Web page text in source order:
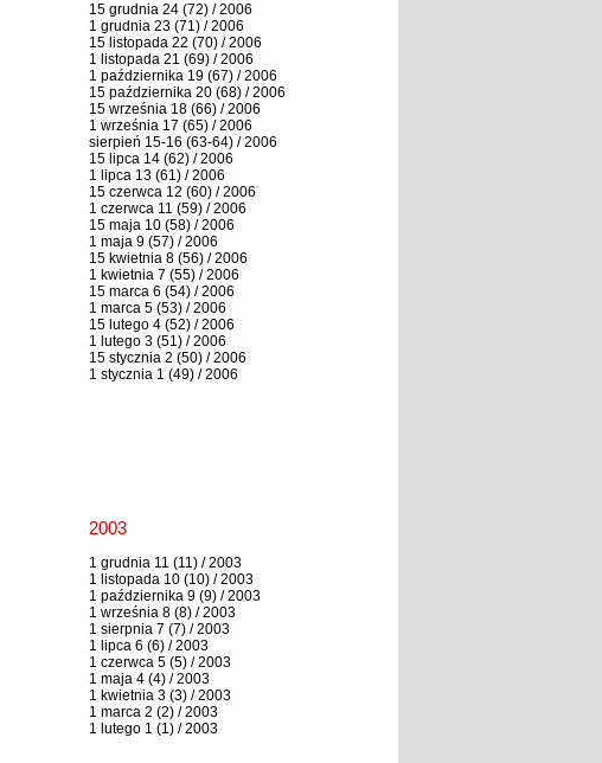
15 grudnia 24 (72) / 2006
1 grudnia 23 (71) / 2006
15 listopada 22 (70) / 2006
1 listopada 21 (69) / 2006
1 października 19 (67) / 2006
15 października 20 (68) / 2006
15 września 18 (66) / 2006
1 września 17 (65) / 2006
sierpień 15-16 (63-64) / 2006
15 lipca 14 (62) / 2006
1 lipca 13 (61) / 2006
15 czerwca 12 (60) / 2006
1 czerwca 11 (59) / 2006
15 maja 10 (58) / 2006
1 maja 9 (57) / 2006
15 kwietnia 8 (56) / 2006
1 kwietnia 7 (55) / 2006
15 marca 6 (54) / 2006
1 marca 5 (53) / 2006
15 lutego 4 (52) / 2006
1 lutego 3 (51) / 2006
15 stycznia 2 (50) / 2006
1 stycznia 1 (49) / 2006
2003
1 grudnia 11 (11) / 2003
1 listopada 10 (10) / 2003
1 października 9 (9) / 2003
1 września 8 (8) / 2003
1 sierpnia 7 (7) / 2003
1 lipca 6 (6) / 2003
1 czerwca 5 (5) / 2003
1 maja 4 (4) / 2003
1 kwietnia 3 (3) / 2003
1 marca 2 (2) / 2003
1 lutego 1 (1) / 2003